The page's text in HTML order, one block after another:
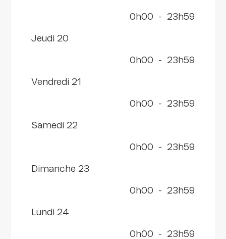
0h00 - 23h59
jeudi 20
0h00 - 23h59
vendredi 21
0h00 - 23h59
samedi 22
0h00 - 23h59
dimanche 23
0h00 - 23h59
lundi 24
0h00 - 23h59